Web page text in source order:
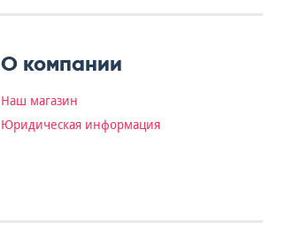
О компании
Наш магазин
Юридическая информация